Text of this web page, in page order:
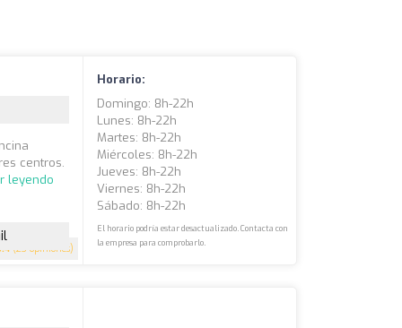
(23 opiniones)
centros.
leyendo
Horario:
Domingo: 8h-22h
Lunes: 8h-22h
Martes: 8h-22h
Miércoles: 8h-22h
Jueves: 8h-22h
Viernes: 8h-22h
Sábado: 8h-22h
El horario podría estar desactualizado. Contacta con
la empresa para comprobarlo.